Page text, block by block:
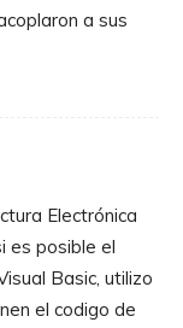
a sus
Electrónica
es posible el
Basic, utilizo
el codigo de